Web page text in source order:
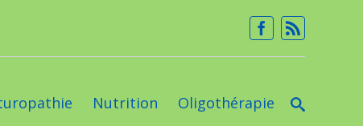
Nutrition
Oligothérapie